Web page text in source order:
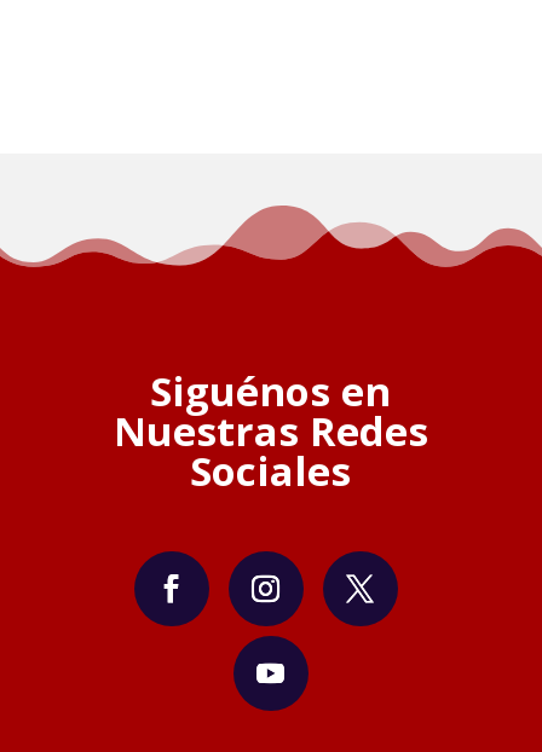
Siguénos en
Nuestras Redes
Sociales